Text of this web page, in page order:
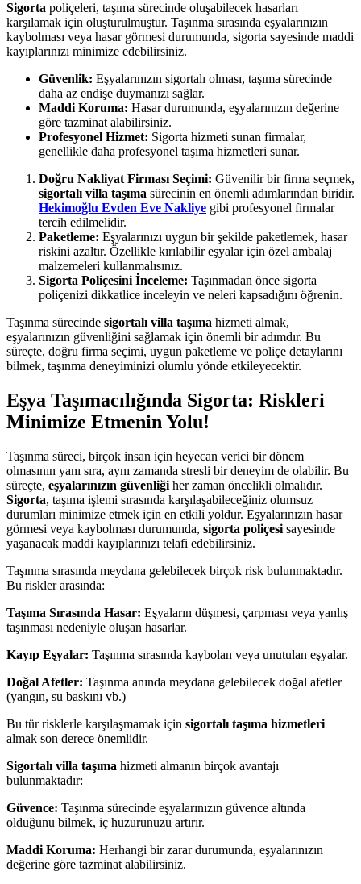
Sigorta poliçeleri, taşıma sürecinde oluşabilecek hasarları
karşılamak için oluşturulmuştur. Taşınma sırasında eşyalarınızın
kaybolması veya hasar görmesi durumunda, sigorta sayesinde maddi
kayıplarınızı minimize edebilirsiniz.
Güvenlik: Eşyalarınızın sigortalı olması, taşıma sürecinde
daha az endişe duymanızı sağlar.
Maddi Koruma: Hasar durumunda, eşyalarınızın değerine
göre tazminat alabilirsiniz.
Profesyonel Hizmet: Sigorta hizmeti sunan firmalar,
genellikle daha profesyonel taşıma hizmetleri sunar.
Doğru Nakliyat Firması Seçimi: Güvenilir bir firma seçmek,
sigortalı villa taşıma sürecinin en önemli adımlarından biridir.
Hekimoğlu Evden Eve Nakliye gibi profesyonel firmalar
tercih edilmelidir.
Paketleme: Eşyalarınızı uygun bir şekilde paketlemek, hasar
riskini azaltır. Özellikle kırılabilir eşyalar için özel ambalaj
malzemeleri kullanmalısınız.
Sigorta Poliçesini İnceleme: Taşınmadan önce sigorta
poliçenizi dikkatlice inceleyin ve neleri kapsadığını öğrenin.
Taşınma sürecinde sigortalı villa taşıma hizmeti almak,
eşyalarınızın güvenliğini sağlamak için önemli bir adımdır. Bu
süreçte, doğru firma seçimi, uygun paketleme ve poliçe detaylarını
bilmek, taşınma deneyiminizi olumlu yönde etkileyecektir.
Eşya Taşımacılığında Sigorta: Riskleri
Minimize Etmenin Yolu!
Taşınma süreci, birçok insan için heyecan verici bir dönem
olmasının yanı sıra, aynı zamanda stresli bir deneyim de olabilir. Bu
süreçte, eşyalarınızın güvenliği her zaman öncelikli olmalıdır.
Sigorta, taşıma işlemi sırasında karşılaşabileceğiniz olumsuz
durumları minimize etmek için en etkili yoldur. Eşyalarınızın hasar
görmesi veya kaybolması durumunda, sigorta poliçesi sayesinde
yaşanacak maddi kayıplarınızı telafi edebilirsiniz.
Taşınma sırasında meydana gelebilecek birçok risk bulunmaktadır.
Bu riskler arasında:
Taşıma Sırasında Hasar: Eşyaların düşmesi, çarpması veya yanlış
taşınması nedeniyle oluşan hasarlar.
Kayıp Eşyalar: Taşınma sırasında kaybolan veya unutulan eşyalar.
Doğal Afetler: Taşınma anında meydana gelebilecek doğal afetler
(yangın, su baskını vb.)
Bu tür risklerle karşılaşmamak için sigortalı taşıma hizmetleri
almak son derece önemlidir.
Sigortalı villa taşıma hizmeti almanın birçok avantajı
bulunmaktadır:
Güvence: Taşınma sürecinde eşyalarınızın güvence altında
olduğunu bilmek, iç huzurunuzu artırır.
Maddi Koruma: Herhangi bir zarar durumunda, eşyalarınızın
değerine göre tazminat alabilirsiniz.